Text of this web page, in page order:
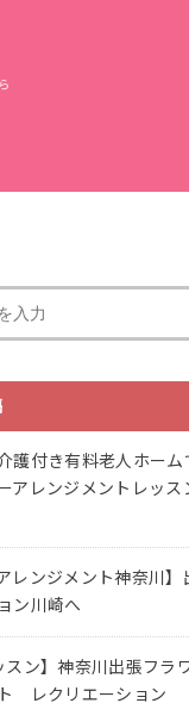
護付き有料老人ホーム
アレンジメントレッス
レンジメント神奈川】
ン川崎へ
スン】神奈川出張フラ
レクリエーション